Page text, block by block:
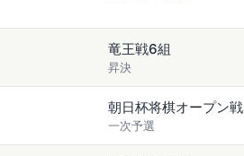
竜王戦6組
昇決
朝日杯将棋オープン戦
一次予選